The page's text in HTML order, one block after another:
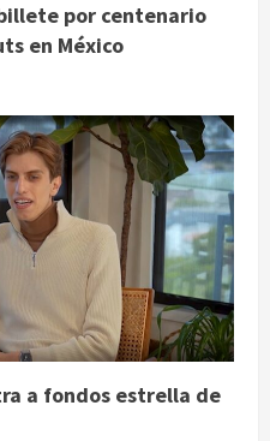
por centenario
en México
a fondos estrella de